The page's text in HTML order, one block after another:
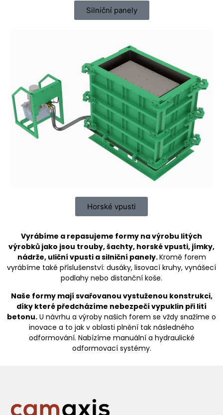
Silniční panely
Horské vpusti
Vyrábíme a repasujeme formy na výrobu litých
výrobků jako jsou trouby, šachty, horské vpusti, jímky,
nádrže, uliční vpusti a silniční panely.Kromě forem
vyrábíme také příslušenství: dusáky, lisovací kruhy, vynášecí
podlahy nebo distanční koše.
Naše formy mají svařovanou vystuženou konstrukci,
díky které předcházíme nebezpečí vypuklin při lití
betonu. U návrhu a výroby našich forem se vždy snažíme o
inovace a to jak v oblasti plnění tak následného
odformování. Nabízíme manuální a hydraulické
odformovací systémy.